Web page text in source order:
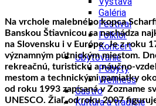
Galéria
Festival
Folklór
Koncert
Ubytovanie
Pobyty
Wellness
Gastro
Kultúra a tradície
Na vrchole malebného kopca
Banskou Štiavnicou sa nachádza
na Slovensku i v Európe. Je z roku
významným pútnickým miestom.
rekreačnú, turistickú a náučno-
mestom a technickými pamiatky
od roku 1993 zapísaná v Zozname
UNESCO. Žiaľ, od roku 2007